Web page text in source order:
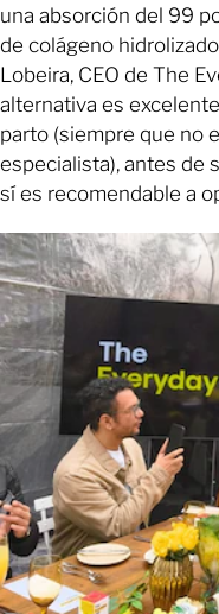
una absorción del 99
de colágeno
Lobeira, CEO de The
alternativa es
parto (siempre que no
especialista), antes de
sí es recomendable a